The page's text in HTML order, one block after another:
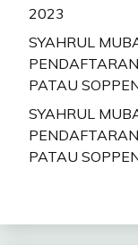
2023
SYAHRUL
PATAU
SYAHRUL
PATAU